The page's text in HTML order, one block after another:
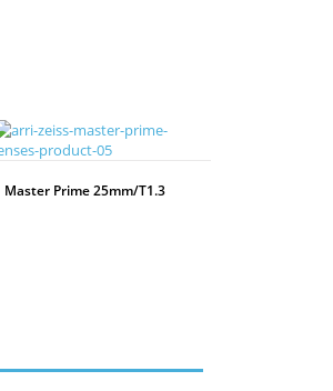
Master Prime 25mm/T1.3